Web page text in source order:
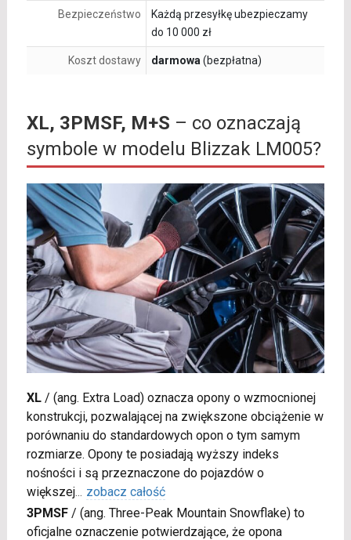
Bezpieczeństwo
Każdą przesyłkę ubezpieczamy
do 10 000 zł
Koszt dostawy darmowa (bezpłatna)
XL, 3PMSF, M+S – co oznaczają
symbole w modelu Blizzak LM005?
XL/ (ang. Extra Load) oznacza opony o wzmocnionej
konstrukcji, pozwalającej na zwiększone obciążenie w
porównaniu do standardowych opon o tym samym
rozmiarze. Opony te posiadają wyższy indeks
nośności i są przeznaczone do pojazdów o
większej... zobacz całość
3PMSF/ (ang. Three-Peak Mountain Snowflake) to
oficjalne oznaczenie potwierdzające, że opona